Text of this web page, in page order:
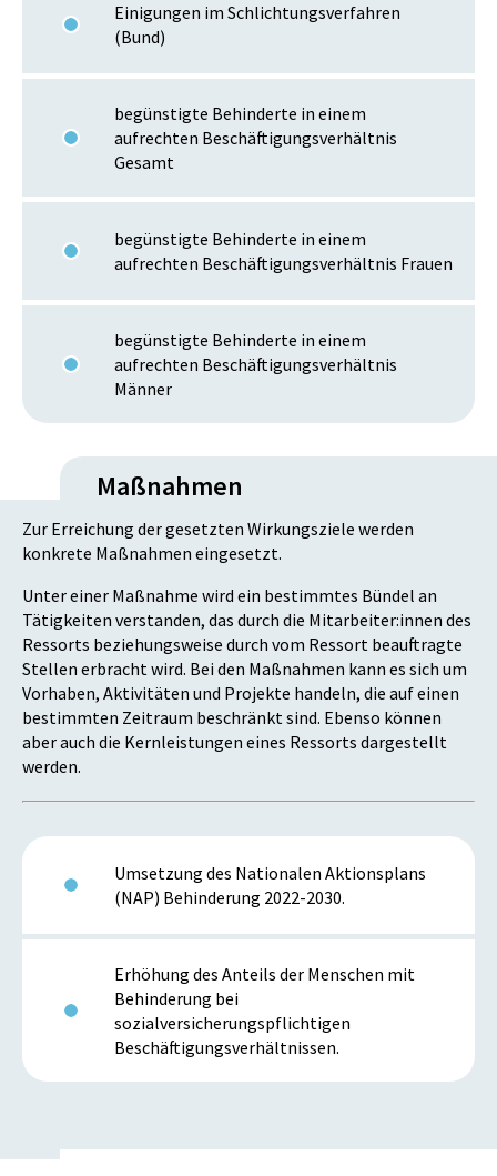
Einigungen im Schlichtungsverfahren
(Bund)
begünstigte Behinderte in einem
aufrechten Beschäftigungsverhältnis
Gesamt
begünstigte Behinderte in einem
aufrechten Beschäftigungsverhältnis Frauen
begünstigte Behinderte in einem
aufrechten Beschäftigungsverhältnis
Männer
Maßnahmen
Zur Erreichung der gesetzten Wirkungsziele werden
konkrete Maßnahmen eingesetzt.
Unter einer Maßnahme wird ein bestimmtes Bündel an
Tätigkeiten verstanden, das durch die Mitarbeiter:innen des
Ressorts beziehungsweise durch vom Ressort beauftragte
Stellen erbracht wird. Bei den Maßnahmen kann es sich um
Vorhaben, Aktivitäten und Projekte handeln, die auf einen
bestimmten Zeitraum beschränkt sind. Ebenso können
aber auch die Kernleistungen eines Ressorts dargestellt
werden.
Umsetzung des Nationalen Aktionsplans
(NAP) Behinderung 2022-2030.
Erhöhung des Anteils der Menschen mit
Behinderung bei
sozialversicherungspflichtigen
Beschäftigungsverhältnissen.